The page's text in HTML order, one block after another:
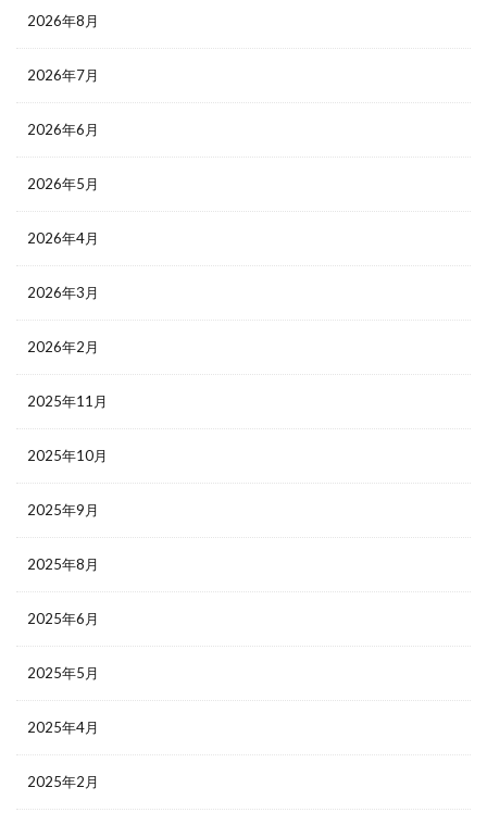
2026年8月
2026年7月
2026年6月
2026年5月
2026年4月
2026年3月
2026年2月
2025年11月
2025年10月
2025年9月
2025年8月
2025年6月
2025年5月
2025年4月
2025年2月